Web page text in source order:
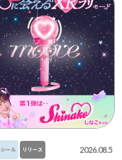
ール リリース 2026.08.5